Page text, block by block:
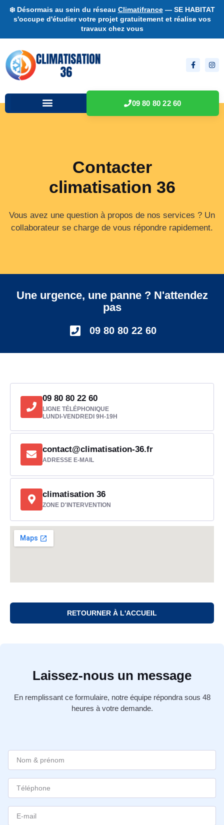
❄️ Désormais au sein du réseau Climatifrance— SE HABITAT
s'occupe d'étudier votre projet gratuitement et réalise vos
travaux chez vous
09 80 80 22 60
Contacter
climatisation 36
Vous avez une question à propos de nos services ? Un
collaborateur se charge de vous répondre rapidement.
Une urgence, une panne ? N'attendez
pas
09 80 80 22 60
09 80 80 22 60
LIGNE TÉLÉPHONIQUE
LUNDI-VENDREDI 9H-19H
contact@climatisation-36.fr
ADRESSE E-MAIL
climatisation 36
ZONE D'INTERVENTION
RETOURNER À L'ACCUEIL
Laissez-nous un message
En remplissant ce formulaire, notre équipe répondra sous 48
heures à votre demande.